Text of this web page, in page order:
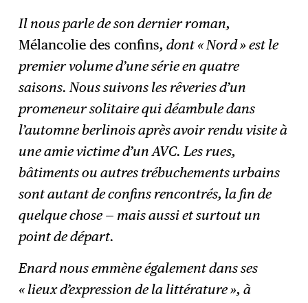
Il nous parle de son dernier roman,
Mélancolie des confins, dont « Nord » est le
premier volume d’une série en quatre
saisons. Nous suivons les rêveries d’un
promeneur solitaire qui déambule dans
l’automne berlinois après avoir rendu visite à
une amie victime d’un AVC. Les rues,
bâtiments ou autres trébuchements urbains
sont autant de confins rencontrés, la fin de
quelque chose — mais aussi et surtout un
point de départ.
Enard nous emmène également dans ses
« lieux d’expression de la littérature », à